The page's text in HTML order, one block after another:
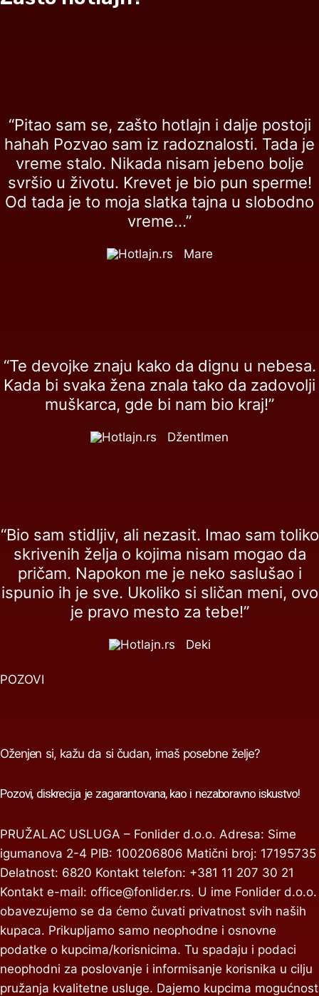
“Pitao sam se, zašto hotlajn i dalje postoji
hahah Pozvao sam iz radoznalosti. Tada je
vreme stalo. Nikada nisam jebeno bolje
svršio u životu. Krevet je bio pun sperme!
Od tada je to moja slatka tajna u slobodno
vreme...”
Mare
“Te devojke znaju kako da dignu u nebesa.
Kada bi svaka žena znala tako da zadovolji
muškarca, gde bi nam bio kraj!”
Džentlmen
“Bio sam stidljiv, ali nezasit. Imao sam toliko
skrivenih želja o kojima nisam mogao da
pričam. Napokon me je neko saslušao i
ispunio ih je sve. Ukoliko si sličan meni, ovo
je pravo mesto za tebe!”
Deki
POZOVI
Oženjen si, kažu da si čudan, imaš posebne želje?
Pozovi, diskrecija je zagarantovana, kao i nezaboravno iskustvo!
PRUŽALAC USLUGA – Fonlider d.o.o. Adresa: Sime
igumanova 2-4 PIB: 100206806 Matični broj: 17195735
Delatnost: 6820 Kontakt telefon: +381 11 207 30 21
Kontakt e-mail: office@fonlider.rs. U ime Fonlider d.o.o.
obavezujemo se da ćemo čuvati privatnost svih naših
kupaca. Prikupljamo samo neophodne i osnovne
podatke o kupcima/korisnicima. Tu spadaju i podaci
neophodni za poslovanje i informisanje korisnika u cilju
pružanja kvalitetne usluge. Dajemo kupcima mogućnost